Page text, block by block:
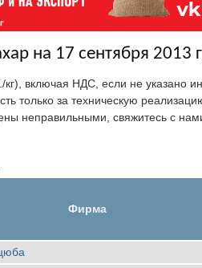
на 17 сентября 2013
включая НДС, если не указано
только за техническую
неправильными, свяжитесь с
Фирма